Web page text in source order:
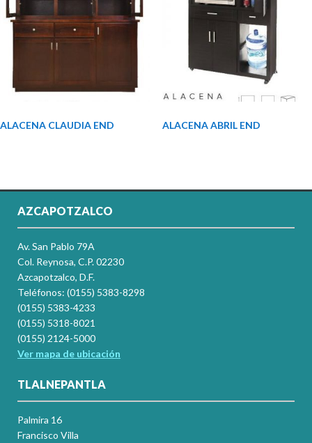
ALACENA CLAUDIA END ALACENA ABRIL END
AZCAPOTZALCO
Av. San Pablo 79A
Col. Reynosa, C.P. 02230
Azcapotzalco, D.F.
Teléfonos: (0155) 5383-8298
(0155) 5383-4233
(0155) 5318-8021
(0155) 2124-5000
Ver mapa de ubicación
TLALNEPANTLA
Palmira 16
Francisco Villa